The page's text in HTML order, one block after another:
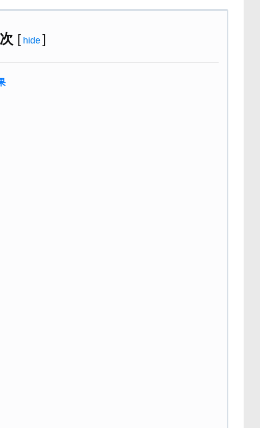
[ hide ]